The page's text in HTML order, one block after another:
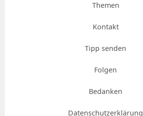
Themen
Kontakt
Tipp senden
Folgen
Bedanken
Datenschutzerklärung